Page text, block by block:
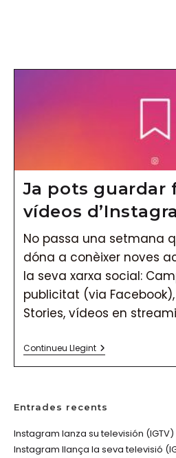
Ja pots guardar
vídeos
No passa una setmana
dóna a conèixer noves
la seva xarxa social:
publicitat (via
Stories, vídeos en
Continueu LlegintJa
Pots
Guardar
Vídeos
D’Instagram
Entrades recents
Instagram lanza su televisión (IGTV)
Instagram llança la seva televisió